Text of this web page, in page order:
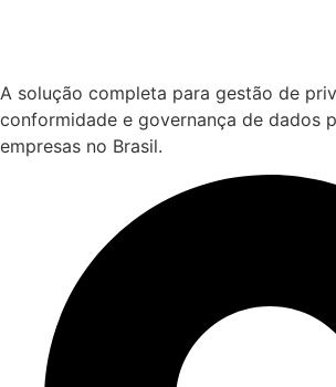
A solução completa para gestão de
conformidade e governança de dados
empresas no Brasil.